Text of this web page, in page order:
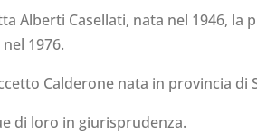
Alberti Casellati, nata nel 1946, la
1976.
Calderone nata in provincia di
di loro in giurisprudenza.